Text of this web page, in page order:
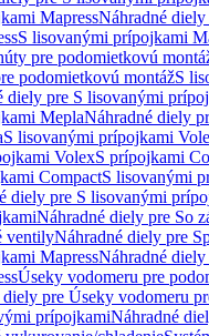
MapressNáhradné
S lisovanými prípojkami
pre podomietkovú
podomietkovú montážS
diely pre S lisovanými
MeplaNáhradné diely
S lisovanými prípojkami
VolexS prípojkami
CompactS lisovanými
diely pre S lisovanými
Náhradné diely pre So
ventilyNáhradné diely pre
MapressNáhradné
Úseky vodomeru pre
diely pre Úseky vodomeru
prípojkamiNáhradné